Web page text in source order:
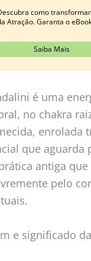
como
Atração. Garanta o
Saiba Mais
é uma
no chakra
enrolada
que aguarda
antiga
pelo
e significado